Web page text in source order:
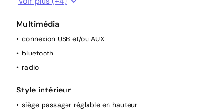
détecteur de pluie
rétroviseur(s) électr.
Multimédia
connexion USB et/ou AUX
bluetooth
radio
Style intérieur
siège passager réglable en hauteur